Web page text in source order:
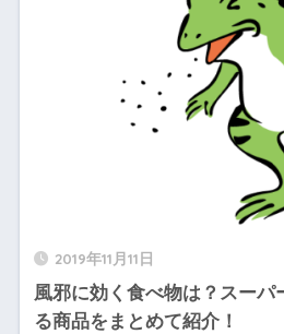
2019年11月11日
風邪に効く食べ物は？スーパ
る商品をまとめて紹介！